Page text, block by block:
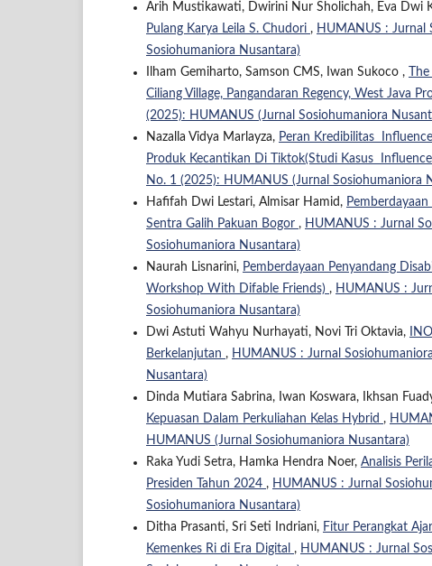
Arih Mustikawati, Dwirini Nur Sholichah, Eva Dwi
Pulang Karya Leila S. Chudori , HUMANUS : Jurnal
Sosiohumaniora Nusantara)
Ilham Gemiharto, Samson CMS, Iwan Sukoco ,
Ciliang Village, Pangandaran Regency, West Java
(2025): HUMANUS (Jurnal Sosiohumaniora
Nazalla Vidya Marlayza, Peran Kredibilitas
Produk Kecantikan Di Tiktok(Studi Kasus
No. 1 (2025): HUMANUS (Jurnal Sosiohumaniora
Hafifah Dwi Lestari, Almisar Hamid,
Sentra Galih Pakuan Bogor , HUMANUS : Jurnal
Sosiohumaniora Nusantara)
Naurah Lisnarini, Pemberdayaan Penyandang
Workshop With Difable Friends) , HUMANUS :
Sosiohumaniora Nusantara)
Dwi Astuti Wahyu Nurhayati, Novi Tri Oktavia,
Berkelanjutan , HUMANUS : Jurnal
Nusantara)
Dinda Mutiara Sabrina, Iwan Koswara, Ikhsan
Kepuasan Dalam Perkuliahan Kelas Hybrid ,
HUMANUS (Jurnal Sosiohumaniora Nusantara)
Raka Yudi Setra, Hamka Hendra Noer, Analisis
Presiden Tahun 2024 , HUMANUS : Jurnal
Sosiohumaniora Nusantara)
Ditha Prasanti, Sri Seti Indriani, Fitur Perangkat
Kemenkes Ri di Era Digital , HUMANUS : Jurnal